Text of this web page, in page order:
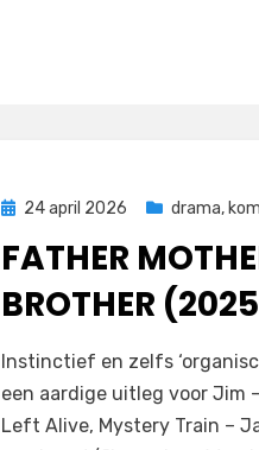
Geplaatst
24 april 2026 drama,
FATHER
BROTHER
doorFilmofiel.nl
Instinctief en zelfs
een aardige uitleg voor Jim
Left Alive, Mystery Train –